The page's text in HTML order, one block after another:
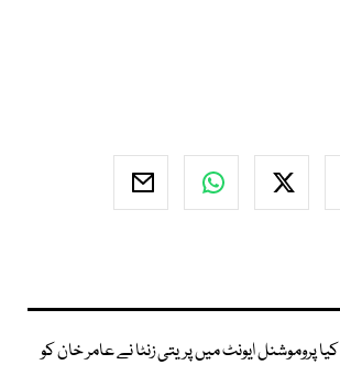
کیا پروموشنل ایونٹ میں پریتی زنٹا نے عامر خان کو